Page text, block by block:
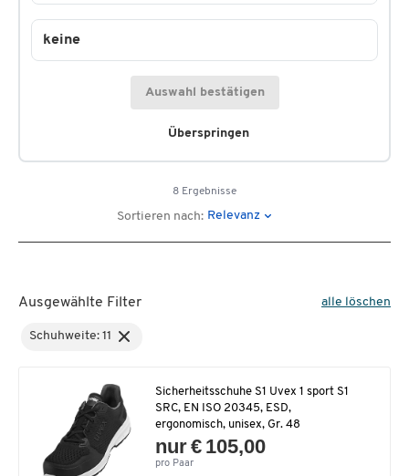
Überspringen
keine
Auswahl bestätigen
8 Ergebnisse
Sortieren nach: Relevanz
Ausgewählte Filter alle löschen
Schuhweite: 11
Sicherheitsschuhe S1 Uvex 1 sport S1
SRC, EN ISO 20345, ESD,
ergonomisch, unisex, Gr. 48
nur € 105,00
pro Paar